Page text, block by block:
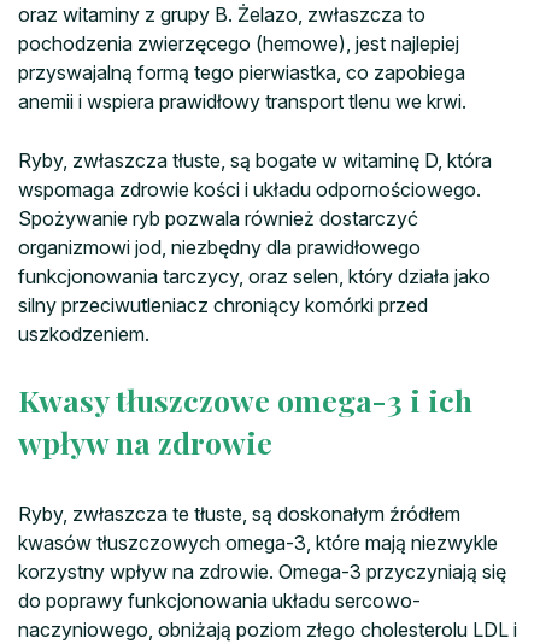
oraz witaminy z grupy B. Żelazo, zwłaszcza to
pochodzenia zwierzęcego (hemowe), jest najlepiej
przyswajalną formą tego pierwiastka, co zapobiega
anemii i wspiera prawidłowy transport tlenu we krwi.
Ryby, zwłaszcza tłuste, są bogate w witaminę D, która
wspomaga zdrowie kości i układu odpornościowego.
Spożywanie ryb pozwala również dostarczyć
organizmowi jod, niezbędny dla prawidłowego
funkcjonowania tarczycy, oraz selen, który działa jako
silny przeciwutleniacz chroniący komórki przed
uszkodzeniem.
Kwasy tłuszczowe omega-3 i ich
wpływ na zdrowie
Ryby, zwłaszcza te tłuste, są doskonałym źródłem
kwasów tłuszczowych omega-3, które mają niezwykle
korzystny wpływ na zdrowie. Omega-3 przyczyniają się
do poprawy funkcjonowania układu sercowo-
naczyniowego, obniżają poziom złego cholesterolu LDL i